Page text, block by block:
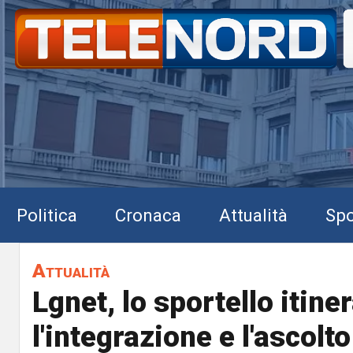
Politica Cronaca Attualità
Attualità
Lgnet, lo sportello
l'integrazione e l'ascolto